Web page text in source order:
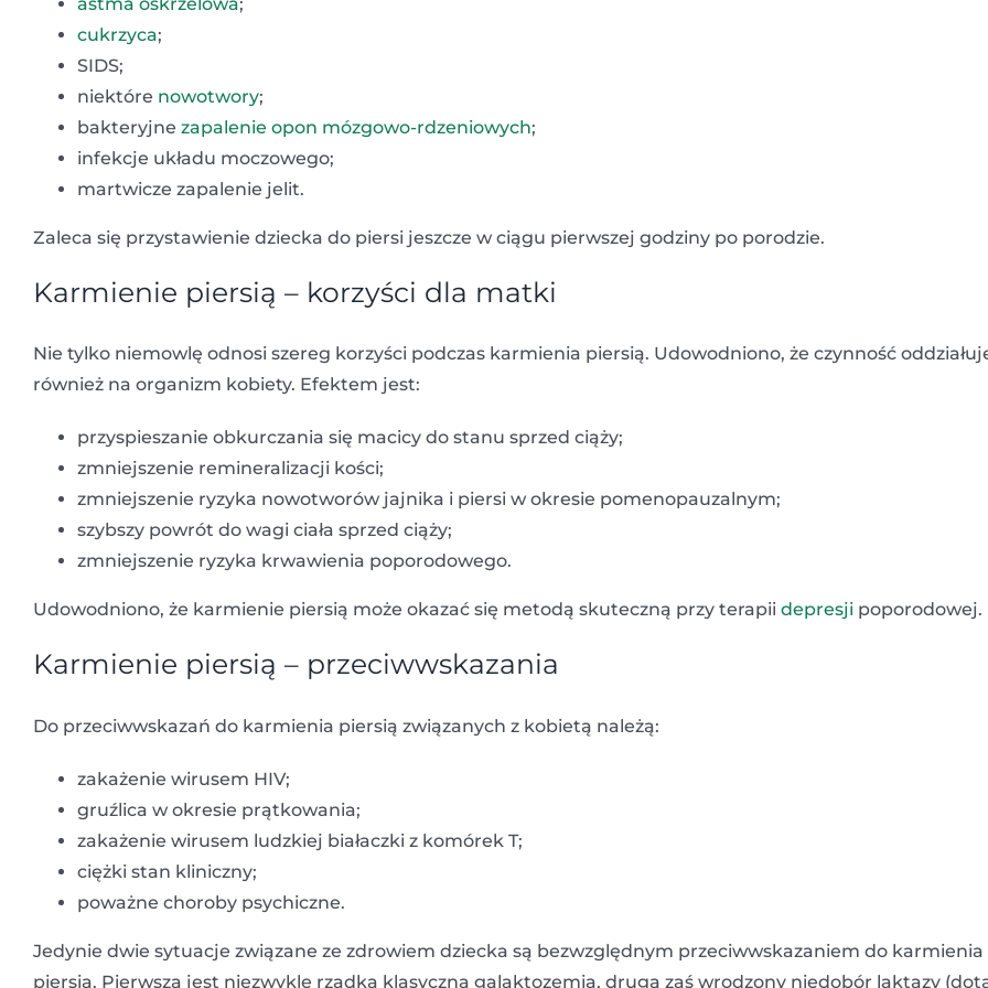
cukrzyca;
SIDS;
niektóre nowotwory;
bakteryjne zapalenie opon mózgowo-rdzeniowych;
infekcje układu moczowego;
martwicze zapalenie jelit.
Zaleca się przystawienie dziecka do piersi jeszcze w ciągu pierwszej godziny po porodzie.
Karmienie piersią – korzyści dla matki
Nie tylko niemowlę odnosi szereg korzyści podczas karmienia piersią. Udowodniono, że czynność
również na organizm kobiety. Efektem jest:
przyspieszanie obkurczania się macicy do stanu sprzed ciąży;
zmniejszenie remineralizacji kości;
zmniejszenie ryzyka nowotworów jajnika i piersi w okresie pomenopauzalnym;
szybszy powrót do wagi ciała sprzed ciąży;
zmniejszenie ryzyka krwawienia poporodowego.
Udowodniono, że karmienie piersią może okazać się metodą skuteczną przy terapii depresji poporodowej.
Karmienie piersią – przeciwwskazania
Do przeciwwskazań do karmienia piersią związanych z kobietą należą:
zakażenie wirusem HIV;
gruźlica w okresie prątkowania;
zakażenie wirusem ludzkiej białaczki z komórek T;
ciężki stan kliniczny;
poważne choroby psychiczne.
Jedynie dwie sytuacje związane ze zdrowiem dziecka są bezwzględnym przeciwwskazaniem do karmienia
piersią. Pierwszą jest niezwykle rzadka klasyczna galaktozemia, drugą zaś wrodzony niedobór laktazy